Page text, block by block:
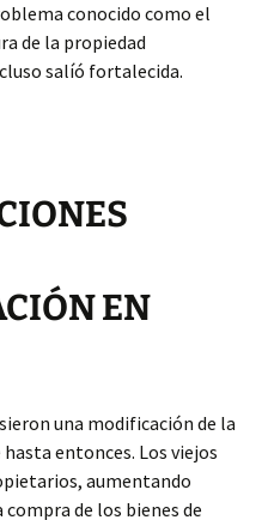
conocido como el
de la propiedad
salíó fortalecida.
EN
una modificación de la
entonces. Los viejos
aumentando
de los bienes de